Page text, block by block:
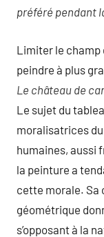
préféré pendant
Limiter le champ
peindre à plus
Le château de
Le sujet du
moralisatrices
humaines, aussi
la peinture a
cette morale. Sa
géométrique
s’opposant à la